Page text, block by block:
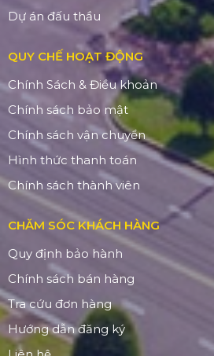
Dự án đấu thầu
QUY CHẾ HOẠT ĐỘNG
Chính Sách & Điều khoản
Chính sách bảo mật
Chính sách vận chuyển
Hình thức thanh toán
Chính sách thành viên
CHĂM SÓC KHÁCH HÀNG
Quy định bảo hành
Chính sách bán hàng
Tra cứu đơn hàng
Hướng dẫn đăng ký